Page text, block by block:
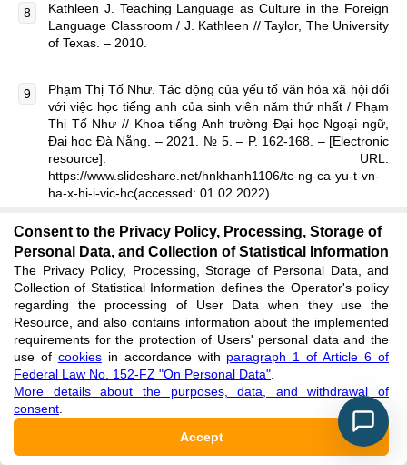
Kathleen J. Teaching Language as Culture in the Foreign
Language Classroom / J. Kathleen // Taylor, The University
of Texas. – 2010.
Phạm Thị Tố Như. Tác động của yếu tố văn hóa xã hội đối
với việc học tiếng anh của sinh viên năm thứ nhất / Phạm
Thị Tố Như // Khoa tiếng Anh trường Đại học Ngoại ngữ,
Đại học Đà Nẵng. – 2021. № 5. – P. 162-168. – [Electronic
resource]. URL:
https://www.slideshare.net/hnkhanh1106/tc-ng-ca-yu-t-vn-
ha-x-hi-i-vic-hc(accessed: 01.02.2022).
Bùi Thị Ngọc Diệp. Ảnh hưởng của yếu tố văn hóa đến việc
dạy và học tiếng Anh / Bùi Thị Ngọc Diệp // Đại học Hạ
Long. – 2019. – [Electronic resource]. URL:
https://uhl.edu.vn/bai-viet-khoa-hoc-2/anh-huong-cua-yeu-
to-van-hoa-den-viec-day-va-hoc-tieng-anh/(accessed:
01.02.2022).
Список литературы на английском языке /
ReferencesinEnglish
1.Nguyen Ngoc Anh. Thực trạng học tiếng Nga ở Việt
Consent to the Privacy Policy, Processing, Storage of
Personal Data, and Collection of Statistical Information
The Privacy Policy, Processing, Storage of Personal Data, and
Collection of Statistical Information defines the Operator's policy
regarding the processing of User Data when they use the
Resource, and also contains information about the implemented
requirements for the protection of Users' personal data and the
use of cookiesin accordance with paragraph 1 of Article 6 of
Federal Law No. 152-FZ "On Personal Data"
More details about the purposes, data, and withdrawal of
consent
Accept